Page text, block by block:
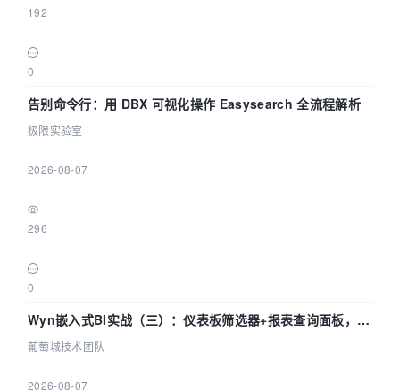
192
0
告别命令行：用 DBX 可视化操作 Easysearch 全流程解析
极限实验室
2026-08-07
296
0
Wyn嵌入式BI实战（三）：仪表板筛选器+报表查询面板，参
数联动全闭环
葡萄城技术团队
2026-08-07